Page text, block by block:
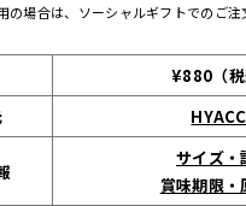
場合は、ソーシャルギフトでのご注
¥880（税
サイズ・
賞味期限・